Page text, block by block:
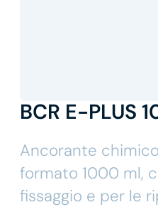
BCR E-PLUS
Ancorante
formato 1000 ml,
fissaggio e per le